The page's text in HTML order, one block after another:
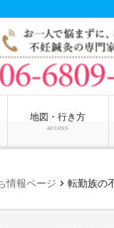
地図・行き方
access
情報ページ chevron_right 転勤族の不妊治療に